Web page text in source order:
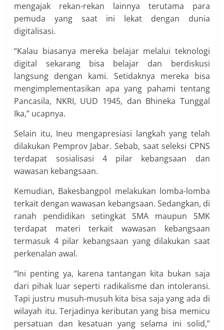
mengajak rekan-rekan lainnya terutama para
pemuda yang saat ini lekat dengan dunia
digitalisasi.
“Kalau biasanya mereka belajar melalui teknologi
digital sekarang bisa belajar dan berdiskusi
langsung dengan kami. Setidaknya mereka bisa
mengimplementasikan apa yang pahami tentang
Pancasila, NKRI, UUD 1945, dan Bhineka Tunggal
Ika,” ucapnya.
Selain itu, Ineu mengapresiasi langkah yang telah
dilakukan Pemprov Jabar. Sebab, saat seleksi CPNS
terdapat sosialisasi 4 pilar kebangsaan dan
wawasan kebangsaan.
Kemudian, Bakesbangpol melakukan lomba-lomba
terkait dengan wawasan kebangsaan. Sedangkan, di
ranah pendidikan setingkat SMA maupun SMK
terdapat materi terkait wawasan kebangsaan
termasuk 4 pilar kebangsaan yang dilakukan saat
perkenalan awal.
“Ini penting ya, karena tantangan kita bukan saja
dari pihak luar seperti radikalisme dan intoleransi.
Tapi justru musuh-musuh kita bisa saja yang ada di
wilayah itu. Terjadinya keributan yang bisa memicu
persatuan dan kesatuan yang selama ini solid,”